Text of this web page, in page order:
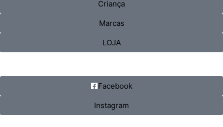
Criança
Marcas
LOJA
Facebook
Instagram